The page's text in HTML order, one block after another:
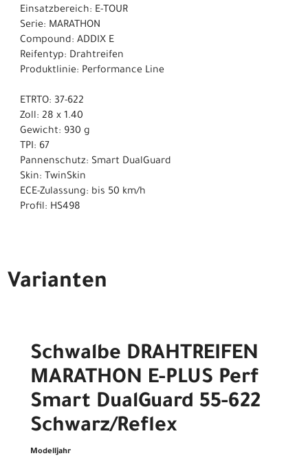
Einsatzbereich: E-TOUR
Serie: MARATHON
Compound: ADDIX E
Reifentyp: Drahtreifen
Produktlinie: Performance Line
ETRTO: 37-622
Zoll: 28 x 1.40
Gewicht: 930 g
TPI: 67
Pannenschutz: Smart DualGuard
Skin: TwinSkin
ECE-Zulassung: bis 50 km/h
Profil: HS498
Varianten
Schwalbe DRAHTREIFEN
MARATHON E-PLUS Perf
Smart DualGuard 55-622
Schwarz/Reflex
Modelljahr